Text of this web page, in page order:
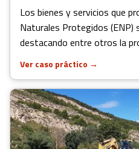
Los bienes y servicios que
Naturales Protegidos (ENP)
destacando entre otros la
Ver caso práctico →